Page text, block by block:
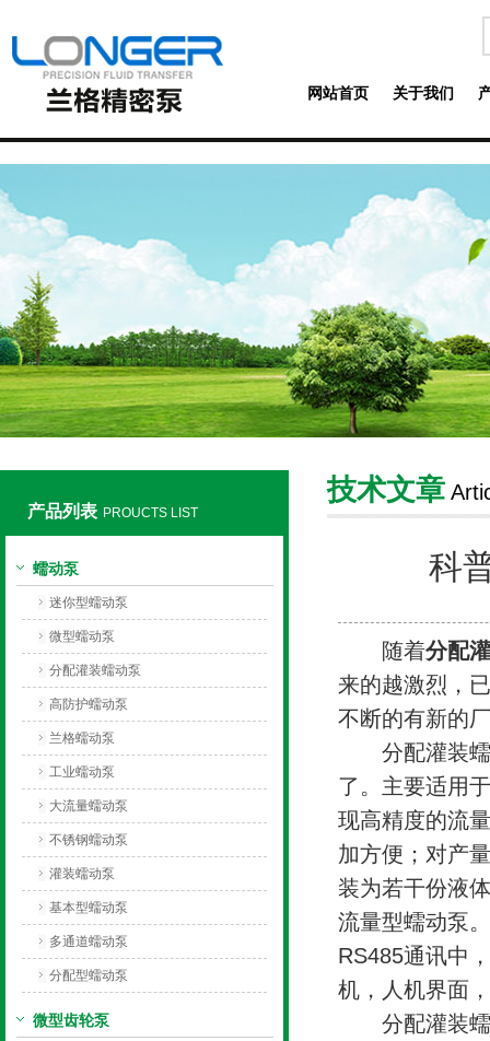
网站首页 关于我们
产品列表 PROUCTS LIST
蠕动泵
迷你型蠕动泵
微型蠕动泵
分配灌装蠕动泵
高防护蠕动泵
兰格蠕动泵
工业蠕动泵
大流量蠕动泵
不锈钢蠕动泵
灌装蠕动泵
基本型蠕动泵
多通道蠕动泵
分配型蠕动泵
微型齿轮泵
技术文章
科
随着分配
来的越激烈，
不断的有新的
分配灌装蠕
了。主要适用
现高精度的流
加方便；对产
装为若干份液
流量型蠕动泵
RS485通讯中
机，人机界面
分配灌装蠕